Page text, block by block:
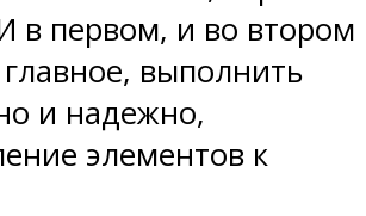
в первом, и во втором
главное, выполнить
и надежно,
элементов к